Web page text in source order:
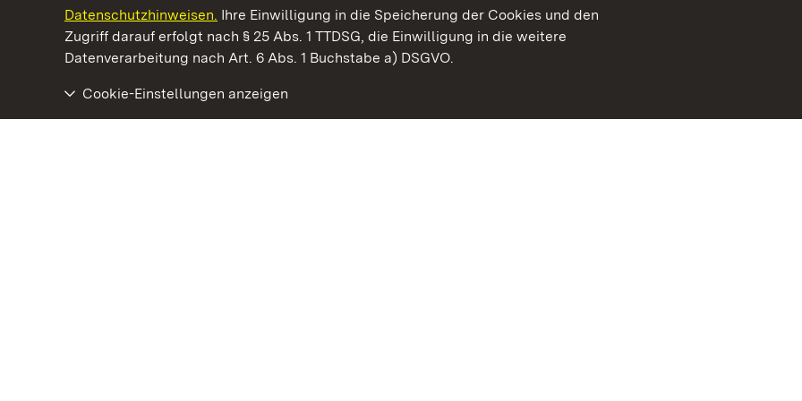
Datenschutzhinweisen. Ihre Einwilligung in die Speicherung der Cookies und den
Zugriff darauf erfolgt nach § 25 Abs. 1 TTDSG, die Einwilligung in die weitere
Datenverarbeitung nach Art. 6 Abs. 1 Buchstabe a) DSGVO.
Cookie-Einstellungen anzeigen
Kommen. Staunen. Genießen.